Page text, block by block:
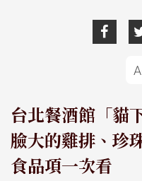
台北餐酒館「貓
臉大的雞排、珍
食品項一次看